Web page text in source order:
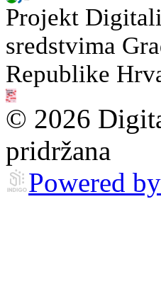
Projekt
sredstvima
Republike
© 2026
pridržana
Powered